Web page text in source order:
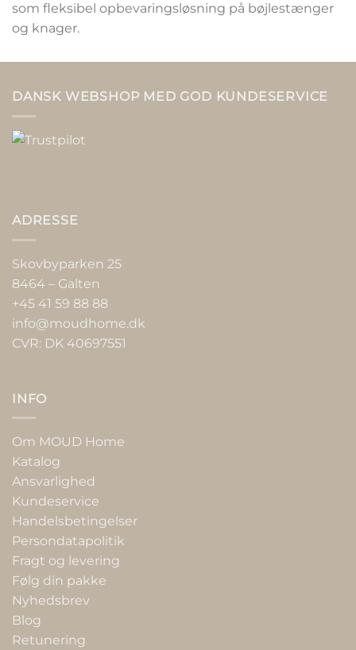
som fleksibel opbevaringsløsning på bøjlestænger
og knager.
DANSK WEBSHOP MED GOD KUNDESERVICE
ADRESSE
Skovbyparken 25
8464 – Galten
+45 41 59 88 88
info@moudhome.dk
CVR: DK 40697551
INFO
Om MOUD Home
Katalog
Ansvarlighed
Kundeservice
Handelsbetingelser
Persondatapolitik
Fragt og levering
Følg din pakke
Nyhedsbrev
Blog
Retunering